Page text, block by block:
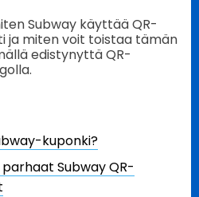
Subway käyttää QR-
ja miten voit toistaa tämän
edistynyttä QR-
kuponki?
Subway QR-